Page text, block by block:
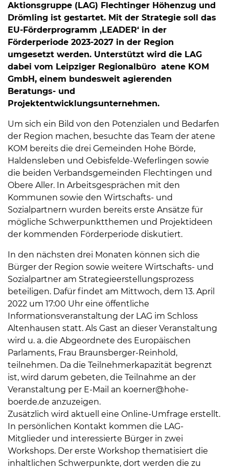
Aktionsgruppe (LAG) Flechtinger Höhenzug und
Drömling ist gestartet. Mit der Strategie soll das
EU-Förderprogramm ‚LEADER‘ in der
Förderperiode 2023-2027 in der Region
umgesetzt werden. Unterstützt wird die LAG
dabei vom Leipziger Regionalbüro atene KOM
GmbH, einem bundesweit agierenden
Beratungs- und
Projektentwicklungsunternehmen.
Um sich ein Bild von den Potenzialen und Bedarfen
der Region machen, besuchte das Team der atene
KOM bereits die drei Gemeinden Hohe Börde,
Haldensleben und Oebisfelde-Weferlingen sowie
die beiden Verbandsgemeinden Flechtingen und
Obere Aller. In Arbeitsgesprächen mit den
Kommunen sowie den Wirtschafts- und
Sozialpartnern wurden bereits erste Ansätze für
mögliche Schwerpunktthemen und Projektideen
der kommenden Förderperiode diskutiert.
In den nächsten drei Monaten können sich die
Bürger der Region sowie weitere Wirtschafts- und
Sozialpartner am Strategieerstellungsprozess
beteiligen. Dafür findet am Mittwoch, dem 13. April
2022 um 17:00 Uhr eine öffentliche
Informationsveranstaltung der LAG im Schloss
Altenhausen statt. Als Gast an dieser Veranstaltung
wird u. a. die Abgeordnete des Europäischen
Parlaments, Frau Braunsberger-Reinhold,
teilnehmen. Da die Teilnehmerkapazität begrenzt
ist, wird darum gebeten, die Teilnahme an der
Veranstaltung per E-Mail an koerner@hohe-
boerde.de anzuzeigen.
Zusätzlich wird aktuell eine Online-Umfrage erstellt.
In persönlichen Kontakt kommen die LAG-
Mitglieder und interessierte Bürger in zwei
Workshops. Der erste Workshop thematisiert die
inhaltlichen Schwerpunkte, dort werden die zu